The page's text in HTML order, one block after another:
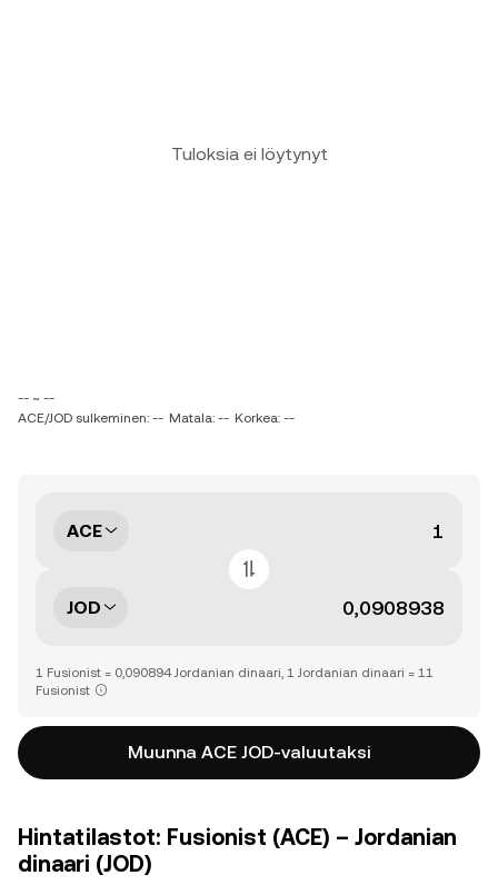
Tuloksia ei löytynyt
-- ~ --
ACE/JOD sulkeminen: -- Matala: -- Korkea: --
ACE
JOD
1 Fusionist = 0,090894 Jordanian dinaari, 1 Jordanian dinaari = 11
Fusionist
Muunna ACE JOD-valuutaksi
Hintatilastot: Fusionist (ACE) – Jordanian
dinaari (JOD)